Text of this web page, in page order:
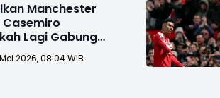
Manchester
Casemiro
Lagi Gabung
2026, 08:04 WIB